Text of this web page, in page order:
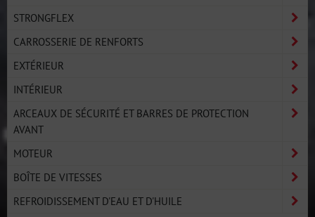
STRONGFLEX
CARROSSERIE DE RENFORTS
EXTÉRIEUR
INTÉRIEUR
ARCEAUX DE SÉCURITÉ ET BARRES DE PROTECTION
AVANT
MOTEUR
BOÎTE DE VITESSES
REFROIDISSEMENT D'EAU ET D'HUILE